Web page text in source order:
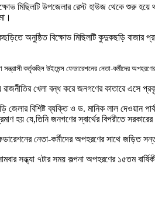
মিছিলটি উপজেলার রেস্ট হাউজ থেকে শুরু
অনুষ্ঠিত বিক্ষোভ মিছিলটি কুদুকছড়ি বাজার
সন্ত্রাসী কর্তৃকহিল উইমেন্স ফেডারেশনের নেতা-কর্মীদের
খেলা বন্ধ করে জনগণের কাতারে এসে
জেলার বিশিষ্ট ব্যক্তি ও ড. মানিক লাল দেওয়ান
হয় যে,তিনি জনগণের স্বার্থের বিপরীতে
নেতা-কর্মীদের অপহরণের সাথে জড়িত
সন্ধ্যা ৭টার সময় কল্পনা অপহরণের ১৫তম